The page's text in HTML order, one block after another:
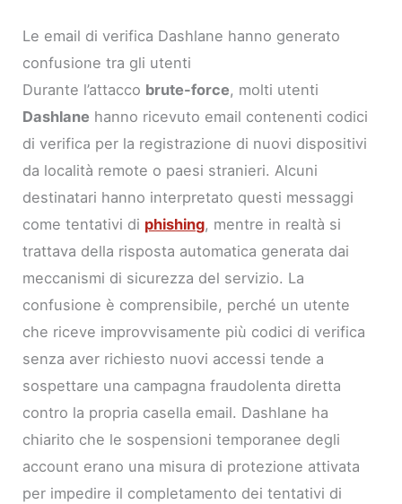
Le email di verifica Dashlane hanno generato
confusione tra gli utenti
Durante l’attacco brute-force, molti utenti
Dashlane hanno ricevuto email contenenti codici
di verifica per la registrazione di nuovi dispositivi
da località remote o paesi stranieri. Alcuni
destinatari hanno interpretato questi messaggi
come tentativi di phishing, mentre in realtà si
trattava della risposta automatica generata dai
meccanismi di sicurezza del servizio. La
confusione è comprensibile, perché un utente
che riceve improvvisamente più codici di verifica
senza aver richiesto nuovi accessi tende a
sospettare una campagna fraudolenta diretta
contro la propria casella email. Dashlane ha
chiarito che le sospensioni temporanee degli
account erano una misura di protezione attivata
per impedire il completamento dei tentativi di